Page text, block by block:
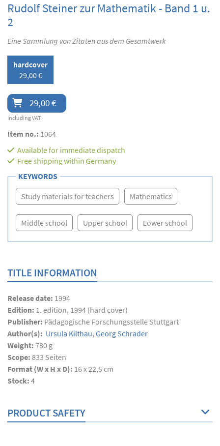
Rudolf Steiner zur Mathematik - Band 1 u.
2
Eine Sammlung von Zitaten aus dem Gesamtwerk
hardcover
29,00 €
29,00 €
including VAT.
Item no.: 1064
Available for immediate dispatch
Free shipping within Germany
KEYWORDS
Study materials for teachers Mathematics
Middle school Upper school Lower school
TITLE INFORMATION
Release date: 1994
Edition: 1. edition, 1994 (hard cover)
Publisher: Pädagogische Forschungsstelle Stuttgart
Author(s): Ursula Kilthau, Georg Schrader
Weight: 780 g
Scope: 833 Seiten
Format (W x H x D): 16 x 22,5 cm
Stock: 4
PRODUCT SAFETY